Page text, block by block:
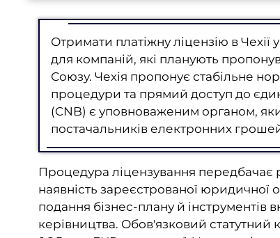
Отримати платіжну ліцензію в
для компаній, які планують
Союзу. Чехія пропонує стабільне
процедури та прямий доступ до
(CNB) є уповноваженим органом,
постачальників електронних
Процедура ліцензування передбачає
наявність зареєстрованої юридичної
подання бізнес-плану й інструментів
керівництва. Обов'язковий статутний